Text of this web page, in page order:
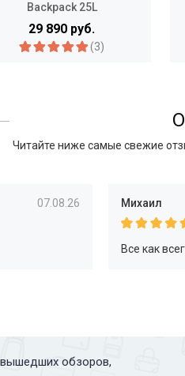
Backpack 25L
29 890 руб.
(3)
Читайте ниже самые свежие
07.08.26 Михаил
Все как
вышедших обзоров,